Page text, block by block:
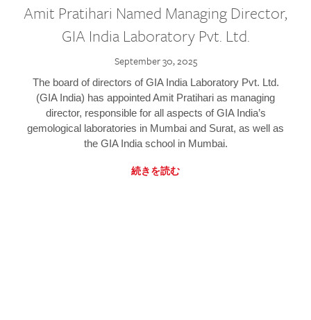
Amit Pratihari Named Managing Director,
GIA India Laboratory Pvt. Ltd.
September 30, 2025
The board of directors of GIA India Laboratory Pvt. Ltd.
(GIA India) has appointed Amit Pratihari as managing
director, responsible for all aspects of GIA India’s
gemological laboratories in Mumbai and Surat, as well as
the GIA India school in Mumbai.
続きを読む